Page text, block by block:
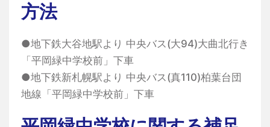
方法
●地下鉄大谷地駅より 中央バス(大94)大曲北行き
「平岡緑中学校前」下車
●地下鉄新札幌駅より 中央バス(真110)柏葉台団
地線「平岡緑中学校前」下車